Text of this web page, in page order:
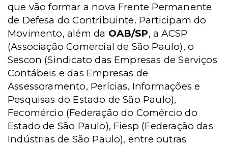
que vão formar a nova Frente Permanente
de Defesa do Contribuinte. Participam do
Movimento, além da OAB/SP, a ACSP
(Associação Comercial de São Paulo), o
Sescon (Sindicato das Empresas de Serviços
Contábeis e das Empresas de
Assessoramento, Perícias, Informações e
Pesquisas do Estado de São Paulo),
Fecomércio (Federação do Comércio do
Estado de São Paulo), Fiesp (Federação das
Indústrias de São Paulo), entre outras